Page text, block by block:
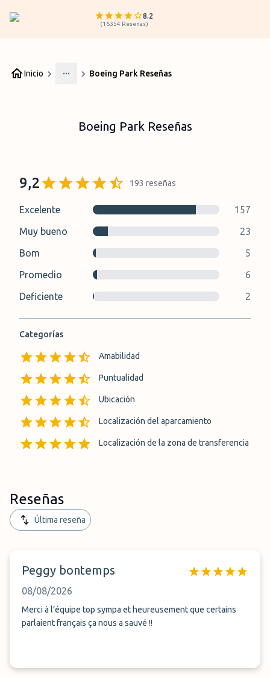
8.2
(16354 Reseñas)
Inicio
More
Boeing Park Reseñas
Boeing Park Reseñas
9,2 193 reseñas
Excelente
157
Muy bueno
23
Bom
5
Promedio
6
Deficiente
2
Categorías
Amabilidad
Puntualidad
Ubicación
Localización del aparcamiento
Localización de la zona de transferencia
Reseñas
Última reseña
Peggy bontemps
08/08/2026
Merci à l’équipe top sympa et heureusement que certains
parlaient français ça nous a sauvé !!